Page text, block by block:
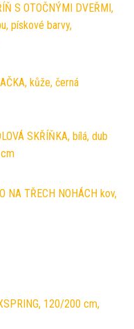
S OTOČNÝMI DVEŘMI,
pískové barvy,
659 Kč.
kůže, černá
byla: 26 799 Kč.
cena je: 22 779 Kč.
SKŘÍŇKA, bílá, dub
2 999 Kč.
cena je: 2 219 Kč.
NA TŘECH NOHÁCH kov,
1 499 Kč.
cena je: 1 049 Kč.
120/200 cm,